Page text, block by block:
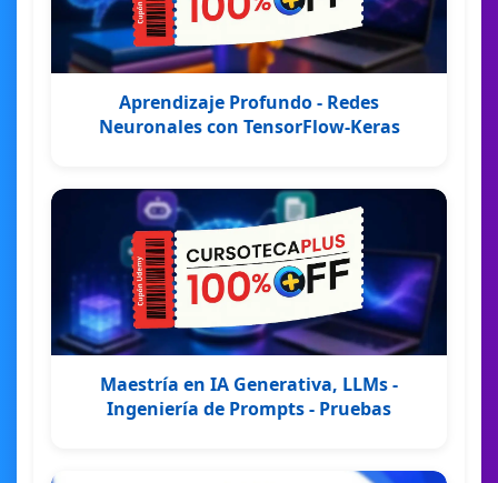
Aprendizaje Profundo - Redes
Neuronales con TensorFlow-Keras
Maestría en IA Generativa, LLMs -
Ingeniería de Prompts - Pruebas